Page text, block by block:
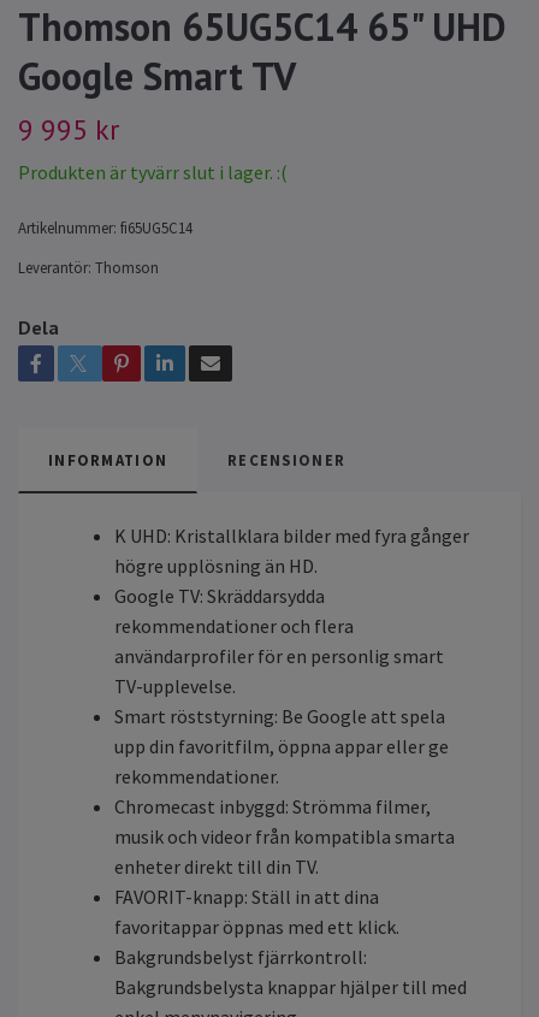
Thomson 65UG5C14 65" UHD
Google Smart TV
9 995 kr
Produkten är tyvärr slut i lager. :(
Artikelnummer: fi65UG5C14
Leverantör: Thomson
Dela
INFORMATION RECENSIONER
K UHD: Kristallklara bilder med fyra gånger
högre upplösning än HD.
Google TV: Skräddarsydda
rekommendationer och flera
användarprofiler för en personlig smart
TV-upplevelse.
Smart röststyrning: Be Google att spela
upp din favoritfilm, öppna appar eller ge
rekommendationer.
Chromecast inbyggd: Strömma filmer,
musik och videor från kompatibla smarta
enheter direkt till din TV.
FAVORIT-knapp: Ställ in att dina
favoritappar öppnas med ett klick.
Bakgrundsbelyst fjärrkontroll:
Bakgrundsbelysta knappar hjälper till med